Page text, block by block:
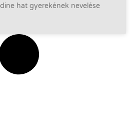
hat gyerekének nevelése